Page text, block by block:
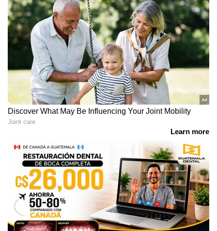
അതേസമയം, ആറ് ദിവസത്തെ ഈ മുഴുവൻ
സംഭവങ്ങളും ക്യൂരിയോസിറ്റിയുടെ ക്യാമറകൾ
പകർത്തിയിട്ടുണ്ട്. അതിനാൽ ചൊവ്വയിലെ ഈ
അപൂർവ നിമിഷങ്ങളുടെ ദൃശ്യങ്ങൾ
ലോകമെമ്പാടുമുള്ള ശാസ്ത്ര പ്രേമികൾക്ക്
ഇപ്പോൾ ആസ്വദിക്കാൻ സാധിക്കുന്നു.